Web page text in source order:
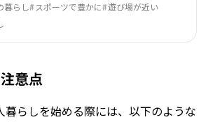
暮らし スポーツで豊かに 遊び場が近い
意点
暮らしを始める際には、以下のような